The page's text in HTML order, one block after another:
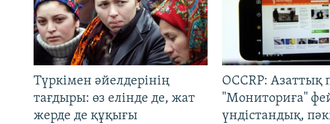
Түркімен әйелдерінің
тағдыры: өз елінде де, жат
жерде де құқығы
OCCRP: Азаттық
"Мониториға"
үндістандық,